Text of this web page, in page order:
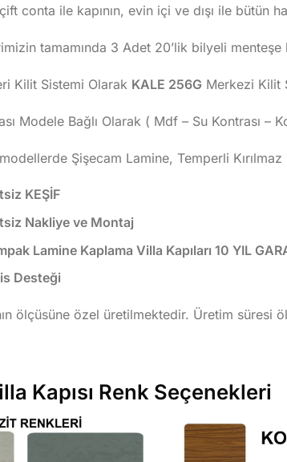
conta ile kapının, evin içi ve dışı ile bütün
tamamında 3 Adet 20’lik bilyeli menteşe
Kilit Sistemi Olarak KALE 256G Merkezi Kilit
Modele Bağlı Olarak ( Mdf – Su Kontrası
Şişecam Lamine, Temperli
KEŞİF
Nakliye ve Montaj
Lamine Kaplama Villa Kapıları 10 YIL
Desteği
ölçüsüne özel üretilmektedir. Üretim süresi
Kapısı Renk Seçenekleri